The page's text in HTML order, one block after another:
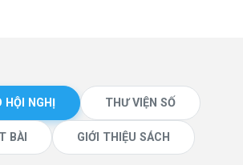
HỘI NGHỊ THƯ VIỆN SỐ
BÀI GIỚI THIỆU SÁCH